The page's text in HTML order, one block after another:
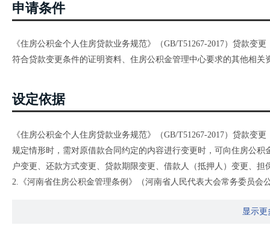
申请条件
《住房公积金个人住房贷款业务规范》（GB/T51267-2017）贷款变
符合贷款变更条件的证明资料、住房公积金管理中心要求的其他相
设定依据
《住房公积金个人住房贷款业务规范》（GB/T51267-2017）贷款变
规定情形时，需对原借款合同约定的内容进行变更时，可向住房公
户变更、还款方式变更、贷款期限变更、借款人（抵押人）变更、担
2.《河南省住房公积金管理条例》（河南省人民代表大会常务委员会
住房贷款的有关规定，自受理申请之日起十个工作日内作出准予贷
显示更